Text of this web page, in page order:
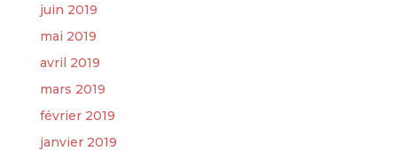
juin 2019
mai 2019
avril 2019
mars 2019
février 2019
janvier 2019